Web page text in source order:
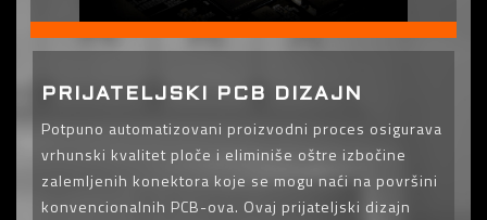
PRIJATELJSKI PCB DIZAJN
Potpuno automatizovani proizvodni proces osigurava
vrhunski kvalitet ploče i eliminiše oštre izbočine
zalemljenih konektora koje se mogu naći na površini
konvencionalnih PCB-ova. Ovaj prijateljski dizajn